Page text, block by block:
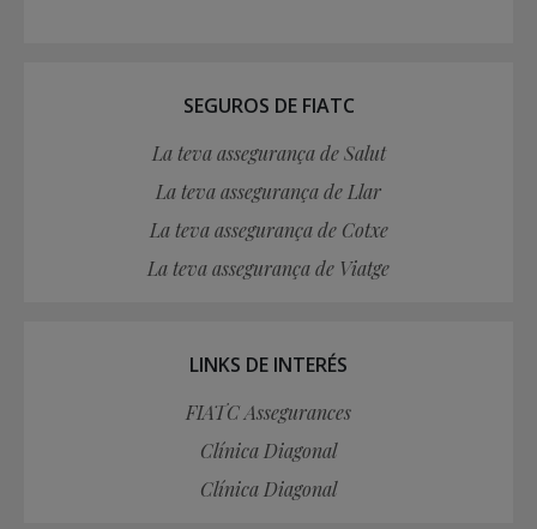
SEGUROS DE FIATC
La teva assegurança de Salut
La teva assegurança de Llar
La teva assegurança de Cotxe
La teva assegurança de Viatge
LINKS DE INTERÉS
FIATC Assegurances
Clínica Diagonal
Clínica Diagonal